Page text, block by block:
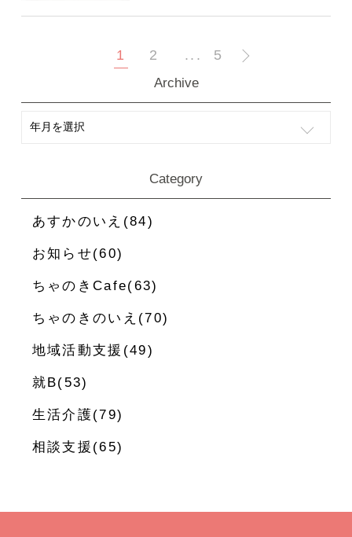
1 2 5
Archive
Category
あすかのいえ(84)
お知らせ(60)
ちゃのきCafe(63)
ちゃのきのいえ(70)
地域活動支援(49)
就B(53)
生活介護(79)
相談支援(65)